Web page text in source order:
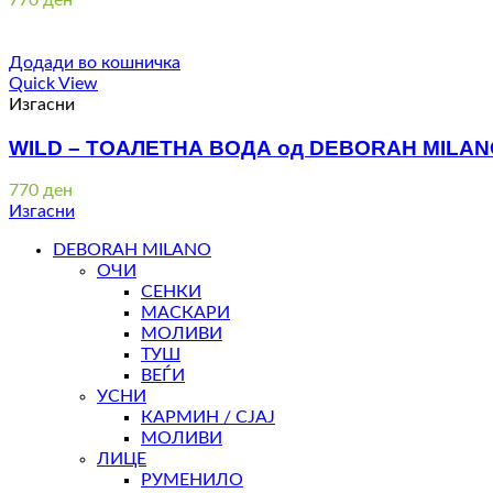
Додади во кошничка
Quick View
Изгасни
WILD – ТОАЛЕТНА ВОДА од DEBORAH
770 ден
Изгасни
DEBORAH MILANO
ОЧИ
СЕНКИ
МАСКАРИ
МОЛИВИ
ТУШ
ВЕЃИ
УСНИ
КАРМИН / СЈАЈ
МОЛИВИ
ЛИЦЕ
РУМЕНИЛО